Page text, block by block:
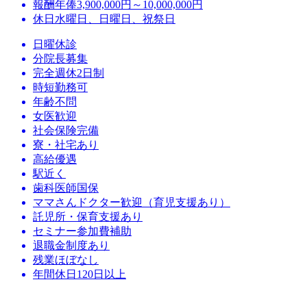
報酬年俸3,900,000円～10,000,000円
休日 水曜日、日曜日、祝祭日
日曜休診
分院長募集
完全週休2日制
時短勤務可
年齢不問
女医歓迎
社会保険完備
寮・社宅あり
高給優遇
駅近く
歯科医師国保
ママさんドクター歓迎（育児支援あり）
託児所・保育支援あり
セミナー参加費補助
退職金制度あり
残業ほぼなし
年間休日120日以上